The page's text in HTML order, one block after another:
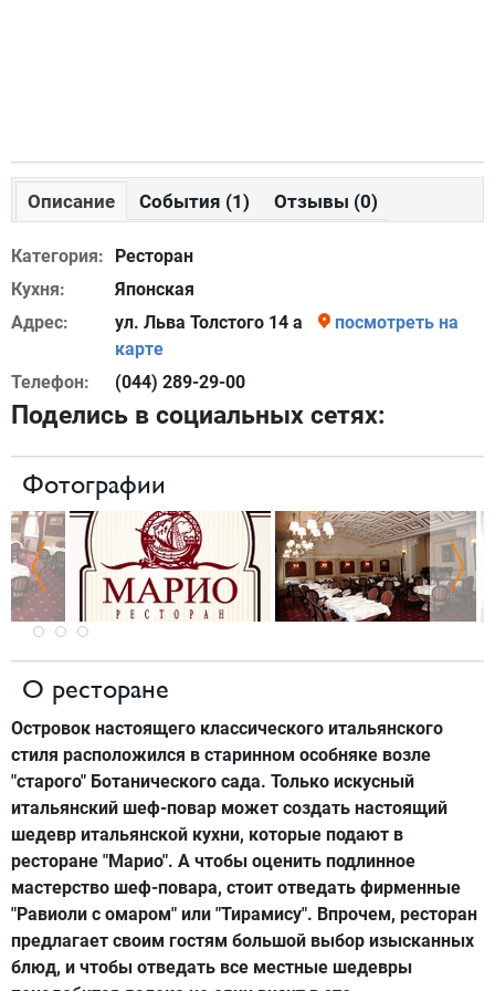
Описание События (1) Отзывы (0)
Категория:
Ресторан
Кухня:
Японская
Адрес:
ул. Льва Толстого 14 а
посмотреть на
карте
Телефон:
(044) 289-29-00
Поделись в социальных сетях:
Фотографии
О ресторане
Островок настоящего классического итальянского
стиля расположился в старинном особняке возле
"старого" Ботанического сада. Только искусный
итальянский шеф-повар может создать настоящий
шедевр итальянской кухни, которые подают в
ресторане "Марио". А чтобы оценить подлинное
мастерство шеф-повара, стоит отведать фирменные
"Равиоли с омаром" или "Тирамису". Впрочем, ресторан
предлагает своим гостям большой выбор изысканных
блюд, и чтобы отведать все местные шедевры